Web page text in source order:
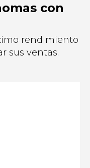
con
rendimiento
sus ventas.